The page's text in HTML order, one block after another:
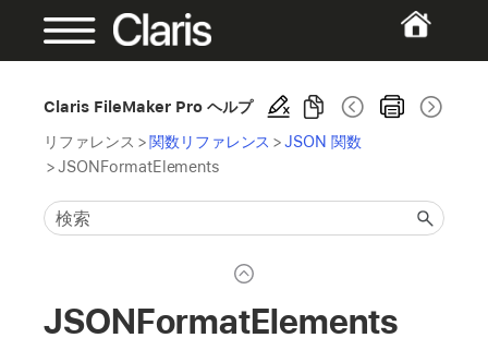
Claris FileMaker Pro ヘルプ
リファレンス >関数リファレンス > JSON 関数
>JSONFormatElements
JSONFormatElements